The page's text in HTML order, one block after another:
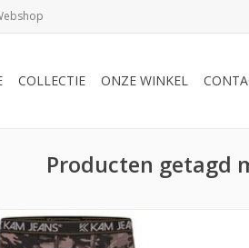
COLLECTIE ONZE WINKEL
Producten getagd